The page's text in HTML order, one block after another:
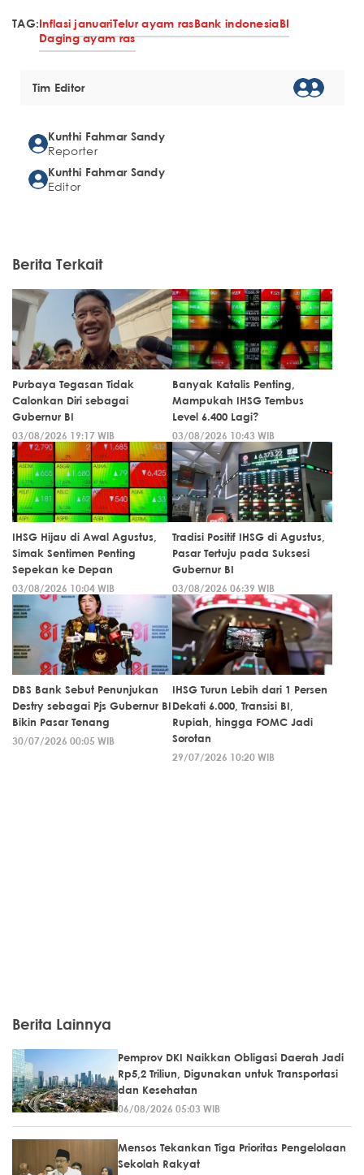
TAG:Inflasi januariTelur ayam rasBank indonesiaBI
Daging ayam ras
Tim Editor
Kunthi Fahmar Sandy
Reporter
Kunthi Fahmar Sandy
Editor
Berita Terkait
Purbaya Tegasan Tidak
Calonkan Diri sebagai
Gubernur BI
03/08/2026 19:17 WIB
Banyak Katalis Penting,
Mampukah IHSG Tembus
Level 6.400 Lagi?
03/08/2026 10:43 WIB
IHSG Hijau di Awal Agustus,
Simak Sentimen Penting
Sepekan ke Depan
03/08/2026 10:04 WIB
Tradisi Positif IHSG di Agustus,
Pasar Tertuju pada Suksesi
Gubernur BI
03/08/2026 06:39 WIB
DBS Bank Sebut Penunjukan
Destry sebagai Pjs Gubernur BI
Bikin Pasar Tenang
30/07/2026 00:05 WIB
IHSG Turun Lebih dari 1 Persen
Dekati 6.000, Transisi BI,
Rupiah, hingga FOMC Jadi
Sorotan
29/07/2026 10:20 WIB
Berita Lainnya
Pemprov DKI Naikkan Obligasi Daerah Jadi
Rp5,2 Triliun, Digunakan untuk Transportasi
dan Kesehatan
06/08/2026 05:03 WIB
Mensos Tekankan Tiga Prioritas Pengelolaan
Sekolah Rakyat